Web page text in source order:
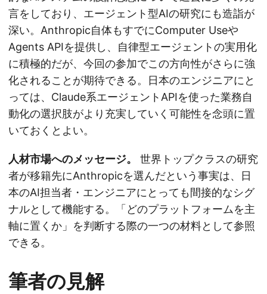
言をしており、エージェント型AIの研究にも造詣が
深い。Anthropic自体もすでにComputer Useや
Agents APIを提供し、自律型エージェントの実用化
に積極的だが、今回の参加でこの方向性がさらに強
化されることが期待できる。日本のエンジニアにと
っては、Claude系エージェントAPIを使った業務自
動化の選択肢がより充実していく可能性を念頭に置
いておくとよい。
人材市場へのメッセージ。
世界トップクラスの研究
者が移籍先にAnthropicを選んだという事実は、日
本のAI担当者・エンジニアにとっても間接的なシグ
ナルとして機能する。「どのプラットフォームを主
軸に置くか」を判断する際の一つの材料として参照
できる。
筆者の見解